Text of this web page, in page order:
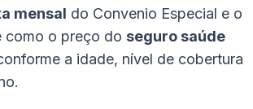
mensal do Convenio Especial e o
como o preço do seguro saúde
a idade, nível de cobertura